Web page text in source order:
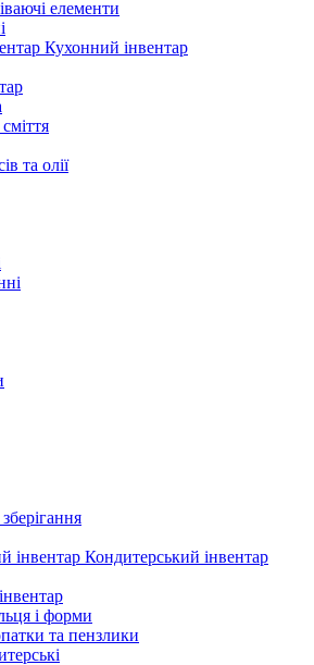
елементи
Кухонний інвентар
та олії
Кондитерський інвентар
і форми
та пензлики